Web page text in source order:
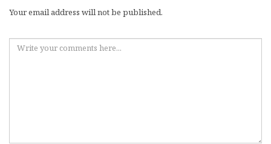
Your email address will not be published.